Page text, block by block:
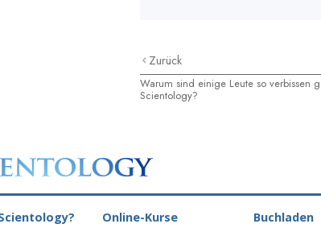
Zurück
Warum sind einige Leute so verbissen
Scientology?
Online-Kurse Buchladen